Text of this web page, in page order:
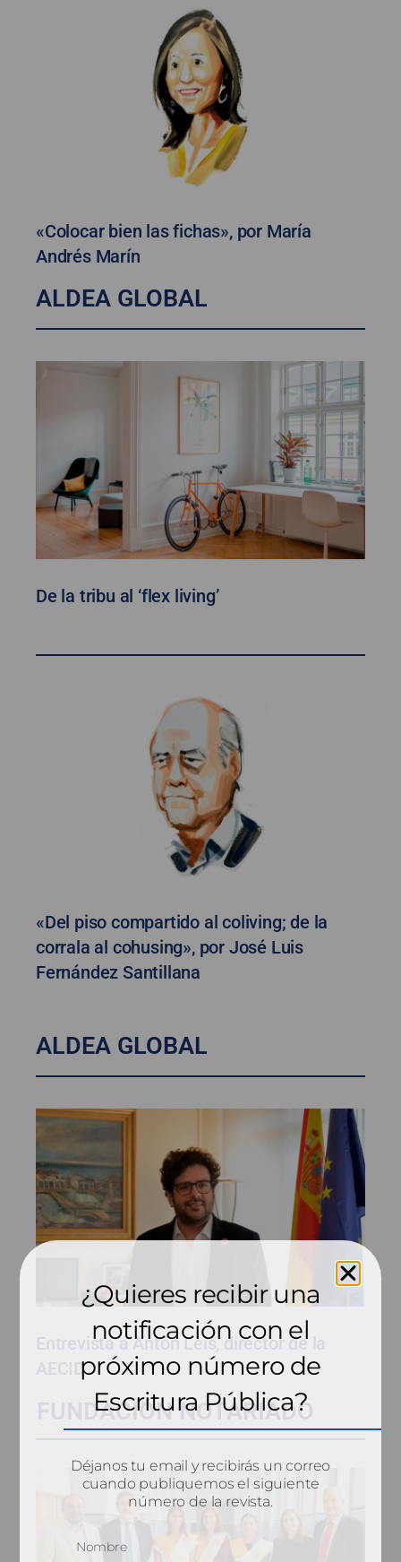
«Colocar bien las fichas», por María
Andrés Marín
ALDEA GLOBAL
De la tribu al ‘flex living’
«Del piso compartido al coliving; de la
corrala al cohusing», por José Luis
Fernández Santillana
ALDEA GLOBAL
Entrevista a Antón Leis, director de la
AECID
FUNDACIÓN NOTARIADO
¿Quieres recibir una
notificación con el
próximo número de
Escritura Pública?
Déjanos tu email y recibirás un correo
cuando publiquemos el siguiente
número de la revista.